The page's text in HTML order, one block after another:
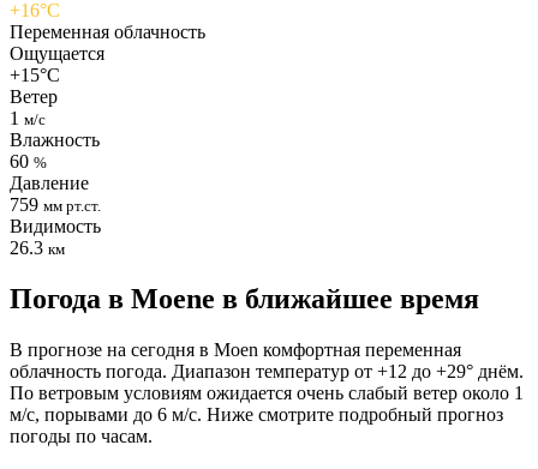
+16°C
Переменная облачность
Ощущается
+15°C
Ветер
1 м/с
Влажность
60 %
Давление
759 мм рт.ст.
Видимость
26.3 км
Погода в Moenе в ближайшее время
В прогнозе на сегодня в Moen комфортная переменная
облачность погода. Диапазон температур от +12 до +29° днём.
По ветровым условиям ожидается очень слабый ветер около 1
м/с, порывами до 6 м/с. Ниже смотрите подробный прогноз
погоды по часам.